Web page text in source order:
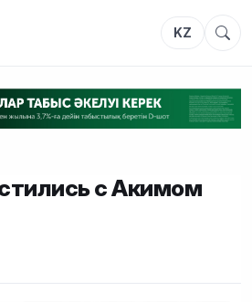
KZ
с Акимом